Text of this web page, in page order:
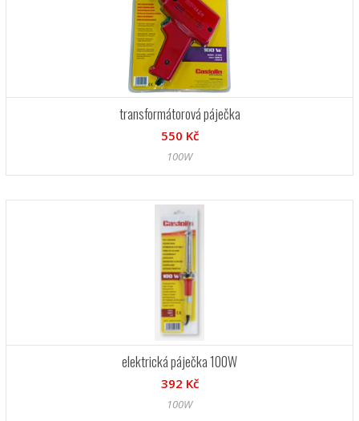
transformátorová páječka
550 Kč
100W
elektrická páječka 100W
392 Kč
100W